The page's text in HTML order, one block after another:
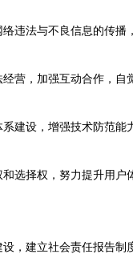
违法与不良信息的传播
营，加强互动合作，自
建设，增强技术防范能
选择权，努力提升用
，建立社会责任报告制